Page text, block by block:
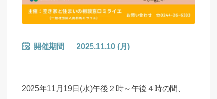
開催期間 2025.11.10 (月)
2025年11月19日(水)午後２時～午後４時の間、